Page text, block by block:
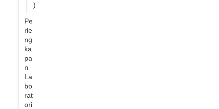
)
Pe
rle
ng
ka
pa
n
La
bo
rat
ori